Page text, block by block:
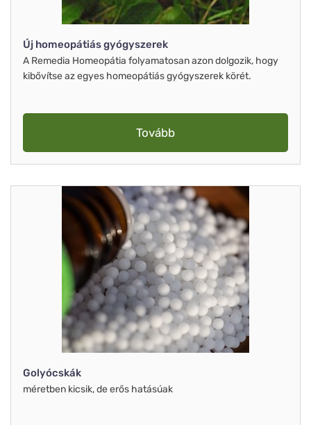
Új homeopátiás gyógyszerek
A Remedia Homeopátia folyamatosan azon dolgozik, hogy
kibővítse az egyes homeopátiás gyógyszerek körét.
Tovább
Golyócskák
méretben kicsik, de erős hatásúak